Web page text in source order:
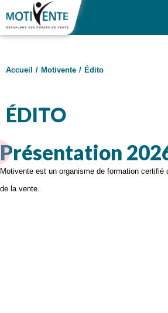
Panneau de gestion des cookies
Skip to main content
NOS FORMATIONS
AVIS
BLOG
Accueil / Motivente / Édito
ÉDITO
Présentation
Motivente est un organisme de formation
de la vente.